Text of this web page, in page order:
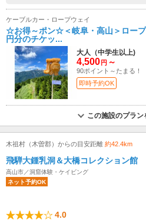
ケーブルカー・ロープウェイ
☆お得～ポン☆＜岐阜・高山＞ロー
円分のチケッ...
大人（中学生以上)
4,500 円 ～
90ポイント～たまる！
即時予約OK
この施設のプラン
木祖村（木曽郡）からの目安距離 約42.4km
飛騨大鍾乳洞＆大橋コレクション館
高山市／洞窟体験・ケイビング
ネット予約OK
4.0